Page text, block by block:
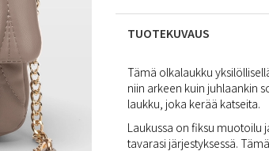
TUOTEKUVAUS
Tämä olkalaukku
niin arkeen kuin juhlaankin
laukku, joka kerää katseita.
Laukussa on fiksu muotoilu
tavarasi järjestyksessä.